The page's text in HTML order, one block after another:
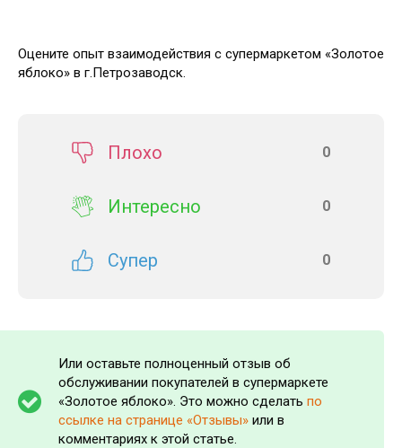
Оцените опыт взаимодействия с супермаркетом «Золотое
яблоко» в г.Петрозаводск.
Плохо 0
Интересно 0
Супер 0
Или оставьте полноценный отзыв об
обслуживании покупателей в супермаркете
«Золотое яблоко». Это можно сделать по
ссылке на странице «Отзывы» или в
комментариях к этой статье.